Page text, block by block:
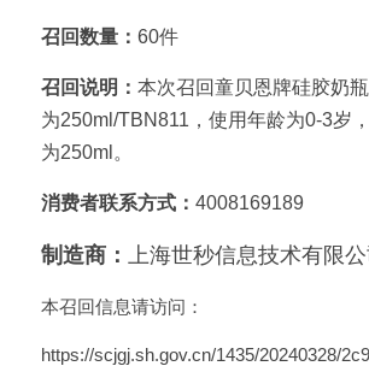
召回数量： 60件
召回说明： 本次召回童贝恩牌硅胶奶
为250ml/TBN811，使用年龄为0-3岁
为250ml。
消费者联系方式： 4008169189
制造商： 上海世秒信息技术有限公
本召回信息请访问：
https://scjgj.sh.gov.cn/1435/20240328/